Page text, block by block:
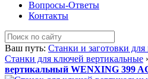
Вопросы-Ответы
Контакты
Ваш путь: Станки и заготовки
Станки для ключей вертикальные
вертикальный WENXING 399